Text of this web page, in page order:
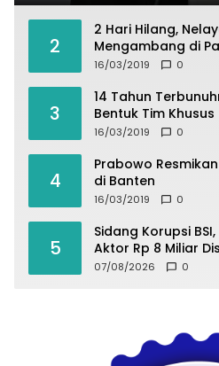
2
2 Hari Hilang,
Mengambang di
16/03/2019 0
3
14 Tahun
Bentuk Tim Khusus
16/03/2019 0
4
Prabowo
di Banten
16/03/2019 0
5
Sidang Korupsi
Aktor Rp 8 Miliar
07/08/2026 0